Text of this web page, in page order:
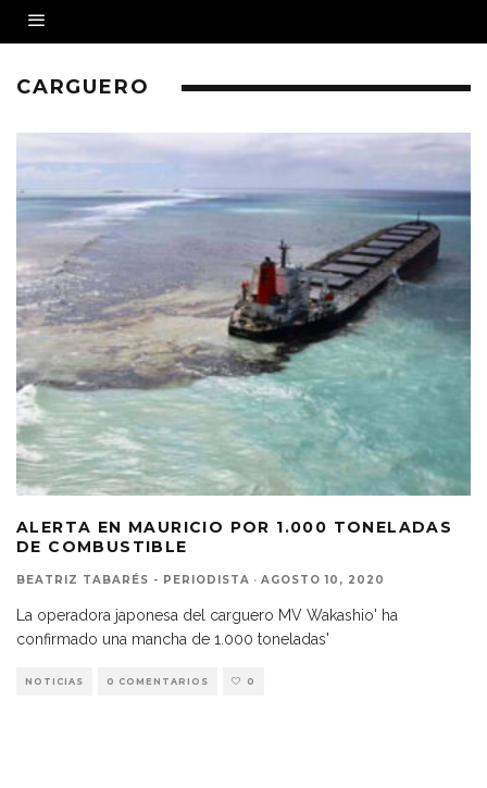
CARGUERO
ALERTA EN MAURICIO POR 1.000 TONELADAS
DE COMBUSTIBLE
BEATRIZ TABARÉS - PERIODISTA · AGOSTO 10, 2020
La operadora japonesa del carguero MV Wakashio' ha
confirmado una mancha de 1.000 toneladas'
NOTICIAS 0 COMENTARIOS 0